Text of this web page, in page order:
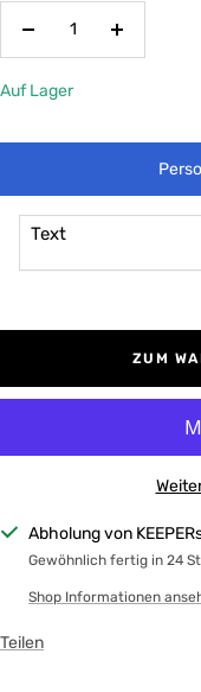
Menge
Menge
Auf Lager
Text
ZUM
Abholung von
Gewöhnlich fertig in 24
Shop Informationen
Teilen